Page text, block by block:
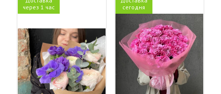
через 1 час
сегодня